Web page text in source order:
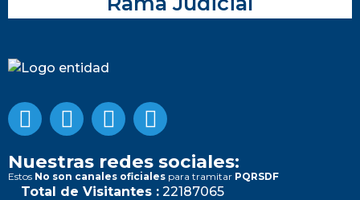
Nuestras redes sociales:
Estos No son canales oficiales para tramitar PQRSDF
Total de Visitantes : 22187065